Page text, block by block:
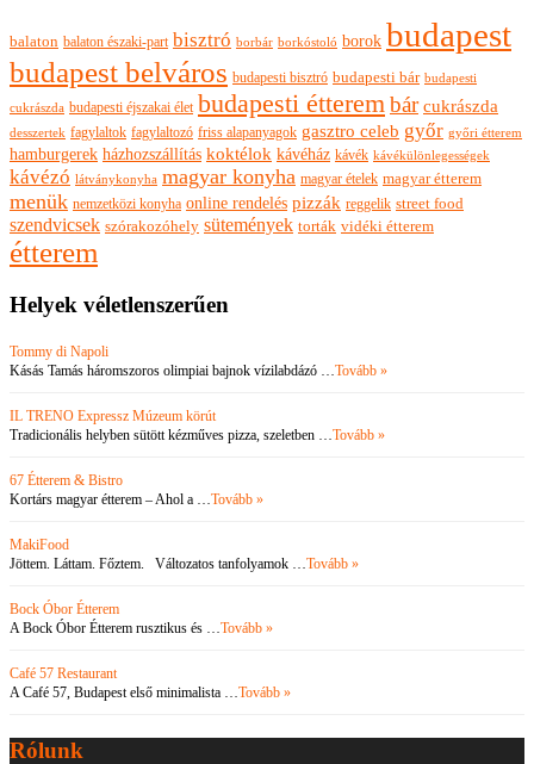
balaton balaton északi-part bisztró borbár borkóstoló borok budapest
budapest belváros budapesti bisztró budapesti bár budapesti
cukrászda budapesti éjszakai élet budapesti étterembár cukrászda
desszertek fagylaltok fagylaltozó friss alapanyagok gasztro celeb győr győri étterem
hamburgerek házhozszállítás koktélok kávéház kávék kávékülönlegességek
kávézó látványkonyha magyar konyha magyar ételek magyar étterem
menük nemzetközi konyha online rendelés pizzák reggelik street food
szendvicsek szórakozóhely sütemények torták vidéki étterem
étterem
Helyek véletlenszerűen
Tommy di Napoli
Kásás Tamás háromszoros olimpiai bajnok vízilabdázó …Tovább »
IL TRENO Expressz Múzeum körút
Tradicionális helyben sütött kézműves pizza, szeletben …Tovább »
67 Étterem & Bistro
Kortárs magyar étterem – Ahol a …Tovább »
MakiFood
Jöttem. Láttam. Főztem. Változatos tanfolyamok …Tovább »
Bock Óbor Étterem
A Bock Óbor Étterem rusztikus és …Tovább »
Café 57 Restaurant
A Café 57, Budapest első minimalista …Tovább »
Rólunk